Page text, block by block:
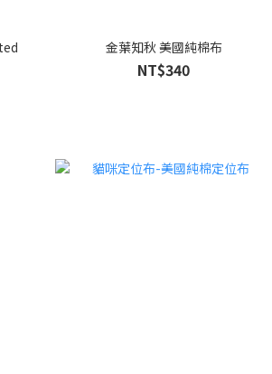
金葉知秋 美國純棉布
NT$340